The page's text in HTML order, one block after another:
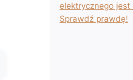
elektrycznego jest
Sprawdź prawdę!